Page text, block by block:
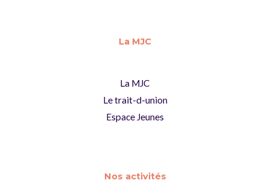
La MJC
La MJC
Le trait-d-union
Espace Jeunes
Nos activités